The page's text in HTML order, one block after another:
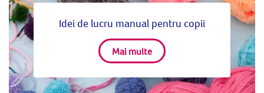
Idei de lucru manual pentru copii
Mai multe